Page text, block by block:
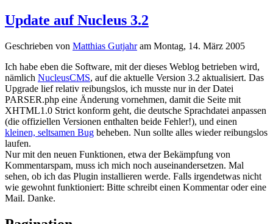
Update auf Nucleus 3.2
Geschrieben von Matthias Gutjahram Montag, 14. März 2005
Ich habe eben die Software, mit der dieses Weblog betrieben wird,
nämlich NucleusCMS, auf die aktuelle Version 3.2 aktualisiert. Das
Upgrade lief relativ reibungslos, ich musste nur in der Datei
PARSER.php eine Änderung vornehmen, damit die Seite mit
XHTML1.0 Strict konform geht, die deutsche Sprachdatei anpassen
(die offiziellen Versionen enthalten beide Fehler!), und einen
kleinen, seltsamen Bug beheben. Nun sollte alles wieder reibungslos
laufen.
Nur mit den neuen Funktionen, etwa der Bekämpfung von
Kommentarspam, muss ich mich noch auseinandersetzen. Mal
sehen, ob ich das Plugin installieren werde. Falls irgendetwas nicht
wie gewohnt funktioniert: Bitte schreibt einen Kommentar oder eine
Mail. Danke.